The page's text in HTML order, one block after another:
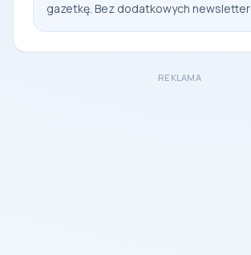
gazetkę. Bez dodatkowych
REKLAMA